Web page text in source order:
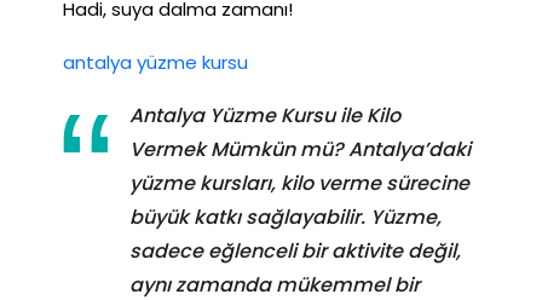
Hadi, suya dalma zamanı!
antalya yüzme kursu
Antalya Yüzme Kursu ile Kilo
Vermek Mümkün mü? Antalya’daki
yüzme kursları, kilo verme sürecine
büyük katkı sağlayabilir. Yüzme,
sadece eğlenceli bir aktivite değil,
aynı zamanda mükemmel bir